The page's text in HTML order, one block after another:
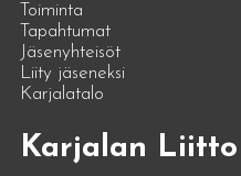
Toiminta
Tapahtumat
Jäsenyhteisöt
Liity jäseneksi
Karjalatalo
Karjalan Liitto